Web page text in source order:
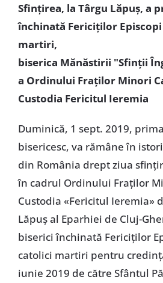
Sfințirea, la Târgu Lăpuș, a
închinată Fericiților
martiri,
biserica Mănăstirii "Sfinții
a Ordinului Fraților Minori
Custodia Fericitul Ieremia
Duminică, 1 sept. 2019,
bisericesc, va rămâne în
din România drept ziua
în cadrul Ordinului Fraților
Custodia «Fericitul Ieremia»
Lăpuș al Eparhiei de Cluj-
biserici închinată Fericiților
catolici martiri pentru
iunie 2019 de către Sfântul